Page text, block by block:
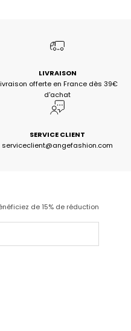
LIVRAISON
offerte en France dès 39€
d'achat
SERVICE CLIENT
serviceclient@angefashion.com
de 15% de réduction